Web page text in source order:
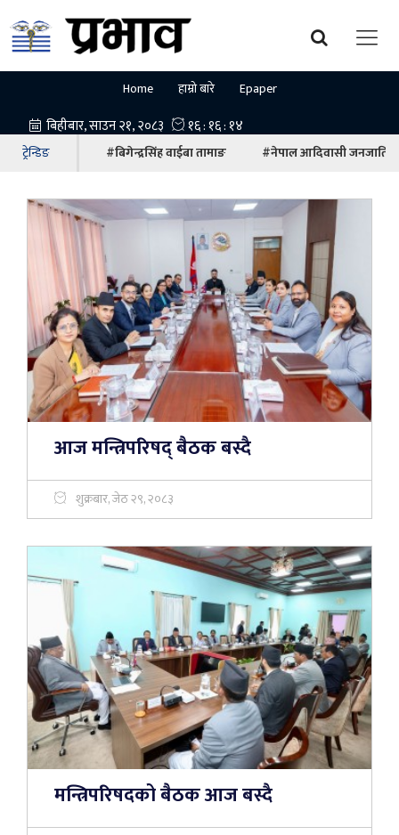
Home हाम्रो बारे Epaper
ट्रेन्डिङ #बिगेन्द्रसिंह वाईबा तामाङ #नेपाल आदिवासी जनजाति
आज मन्त्रिपरिषद् बैठक बस्दै
शुक्रबार, जेठ २९, २०८३
मन्त्रिपरिषदको बैठक आज बस्दै